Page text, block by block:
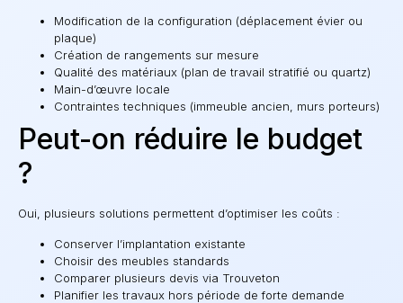
Modification de la configuration (déplacement évier ou
plaque)
Création de rangements sur mesure
Qualité des matériaux (plan de travail stratifié ou quartz)
Main-d’œuvre locale
Contraintes techniques (immeuble ancien, murs porteurs)
Peut-on réduire le budget
?
Oui, plusieurs solutions permettent d’optimiser les coûts :
Conserver l’implantation existante
Choisir des meubles standards
Comparer plusieurs devis via Trouveton
Planifier les travaux hors période de forte demande